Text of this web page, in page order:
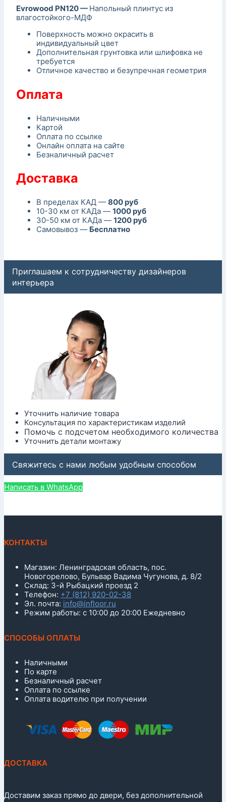
Evrowood PN120 — Напольный плинтус из
влагостойкого-МДФ
Поверхность можно окрасить в
индивидуальный цвет
Дополнительная грунтовка или шлифовка не
требуется
Отличное качество и безупречная геометрия
Оплата
Наличными
Картой
Оплата по ссылке
Онлайн оплата на сайте
Безналичный расчет
Доставка
В пределах КАД — 800 руб
10-30 км от КАДа — 1000 руб
30-50 км от КАДа — 1200 руб
Самовывоз — Бесплатно
Приглашаем к сотрудничеству дизайнеров
интерьера
Уточнить наличие товара
Консультация по характеристикам изделий
Помочь с подсчетом необходимого количества
Уточнить детали монтажу
Свяжитесь с нами любым удобным способом
Написать в WhatsApp
КОНТАКТЫ
Магазин: Ленинградская область, пос.
Новогорелово, Бульвар Вадима Чугунова, д. 8/2
Склад: 3-й Рыбацкий проезд 2
Телефон: +7 (812) 920-02-38
Эл. почта: info@infloor.ru
Режим работы: с 10:00 до 20:00 Ежедневно
СПОСОБЫ ОПЛАТЫ
Наличными
По карте
Безналичный расчет
Оплата по ссылке
Оплата водителю при получении
ДОСТАВКА
Доставим заказ прямо до двери, без дополнительной